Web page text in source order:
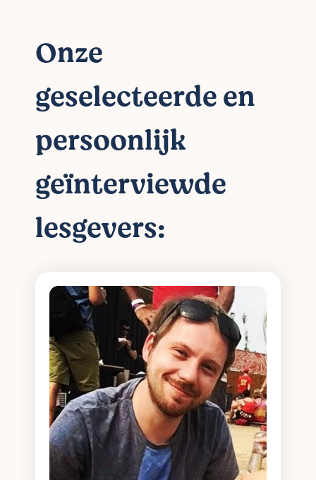
Onze
geselecteerde en
persoonlijk
geïnterviewde
lesgevers: